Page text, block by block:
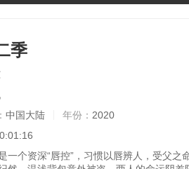
季
中国大陆 年份： 2020
一个资深“唇控”，习惯以唇辨人，受父